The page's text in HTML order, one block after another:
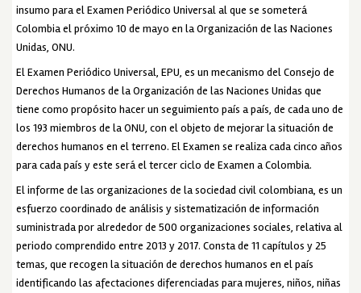
insumo para el Examen Periódico Universal al que se someterá
Colombia el próximo 10 de mayo en la Organización de las Naciones
Unidas, ONU.
El Examen Periódico Universal, EPU, es un mecanismo del Consejo de
Derechos Humanos de la Organización de las Naciones Unidas que
tiene como propósito hacer un seguimiento país a país, de cada uno de
los 193 miembros de la ONU, con el objeto de mejorar la situación de
derechos humanos en el terreno. El Examen se realiza cada cinco años
para cada país y este será el tercer ciclo de Examen a Colombia.
El informe de las organizaciones de la sociedad civil colombiana, es un
esfuerzo coordinado de análisis y sistematización de información
suministrada por alrededor de 500 organizaciones sociales, relativa al
periodo comprendido entre 2013 y 2017. Consta de 11 capítulos y 25
temas, que recogen la situación de derechos humanos en el país
identificando las afectaciones diferenciadas para mujeres, niños, niñas